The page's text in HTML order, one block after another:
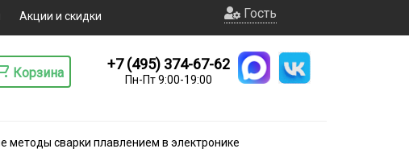
Акции и скидки Гость
Корзина
+7 (495) 374-67-62
Пн-Пт 9:00-19:00
методы сварки плавлением в электронике